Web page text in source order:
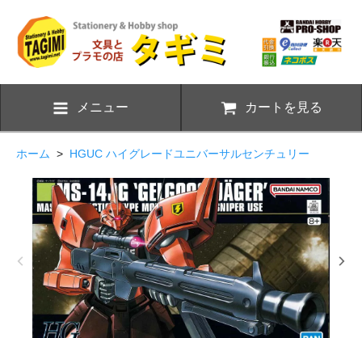
メニュー カートを見る
ホーム > HGUC ハイグレードユニバーサルセンチュリー